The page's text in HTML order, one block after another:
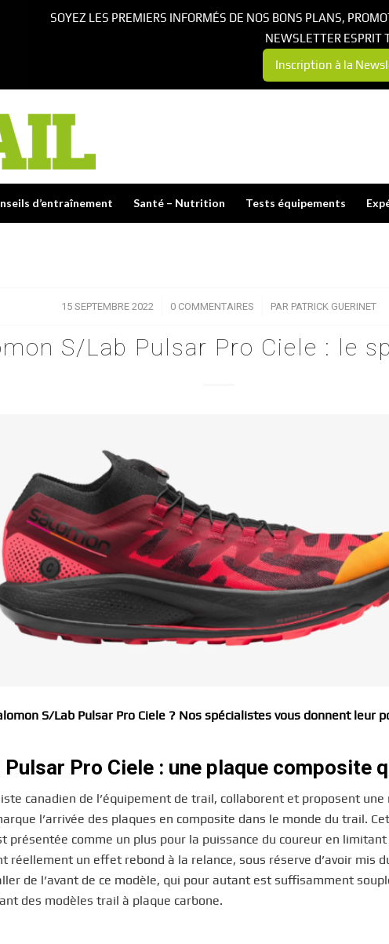
d’entraînement Santé – Nutrition Tests équipements
15 SEPTEMBRE 2022
/ 0 COMMENTAIRES
/ PAR PATRICK GUERINET
S/Lab Pulsar Pro Ciele : le
S/Lab Pulsar Pro Ciele ? Nos spécialistes vous donnent leur
Pro Ciele : une plaque composite
canadien de l’équipement de trail, collaborent et proposent
l’arrivée des plaques en composite dans le monde du trail.
présentée comme un plus pour la puissance du coureur en
réellement un effet rebond à la relance, sous réserve d’avoir mis
de l’avant de ce modèle, qui pour autant est suffisamment
des modèles trail à plaque carbone.
SOYEZ LES PREMIERS INFORMÉS DE NOS BONS PLANS,
NEWSLETTER ESPRIT
Inscription à la